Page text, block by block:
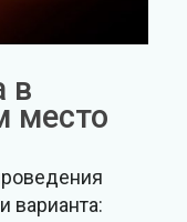
в
место
варианта: